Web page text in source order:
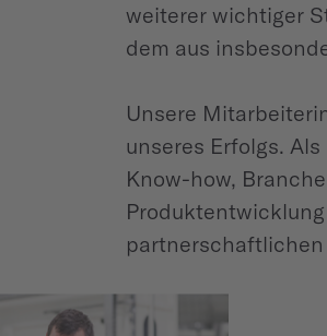
weiterer wichtiger
dem aus
Unsere
unseres Erfolgs.
Know-how,